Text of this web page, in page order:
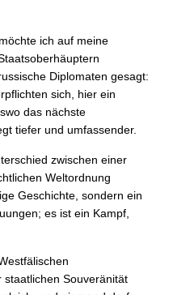
ich auf meine
Diplomaten gesagt:
sich, hier ein
das nächste
tiefer und umfassender.
zwischen einer
Weltordnung
Geschichte, sondern ein
es ist ein Kampf,
Souveränität